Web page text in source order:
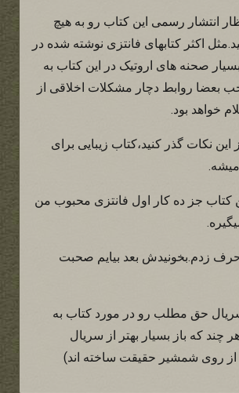
انتشار رسمی این کتاب رو به هیچ
اکثر کتابهای فانتزی نوشته شده در
صحنه های اروتیک در این کتاب به
بعضا روابط دچار مشکلات اخلاقی از
خواهد بود.
این نکات گذر کنید،کتاب زیبایی برای
جز ده کار اول فانتزی محبوب من
زدم.بخونیدش بعد بیایم صحبت
حق مطلب رو در مورد کتاب به
چند که باز بسیار بهتر از سریال
روی شمشیر حقیقت ساخته اند)